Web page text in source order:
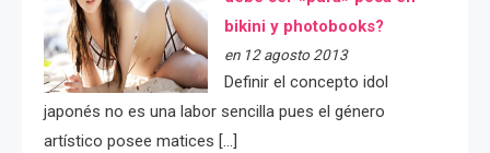
bikini y photobooks?
en 12 agosto 2013
Definir el concepto idol
japonés no es una labor sencilla pues el género
artístico posee matices […]